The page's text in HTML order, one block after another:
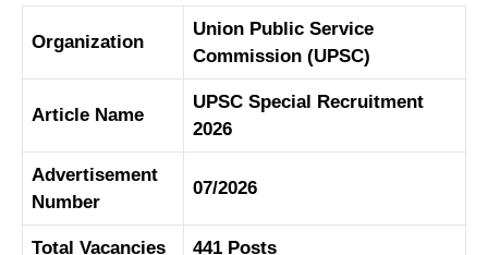
Organization
Union Public Service
Commission (UPSC)
Article Name
UPSC Special Recruitment
2026
Advertisement
Number
07/2026
Total Vacancies 441 Posts